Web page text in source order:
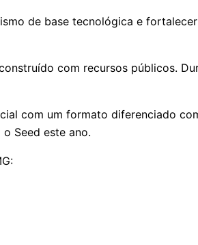
de base tecnológica e
com recursos públicos.
com um formato diferenciado
Seed este ano.